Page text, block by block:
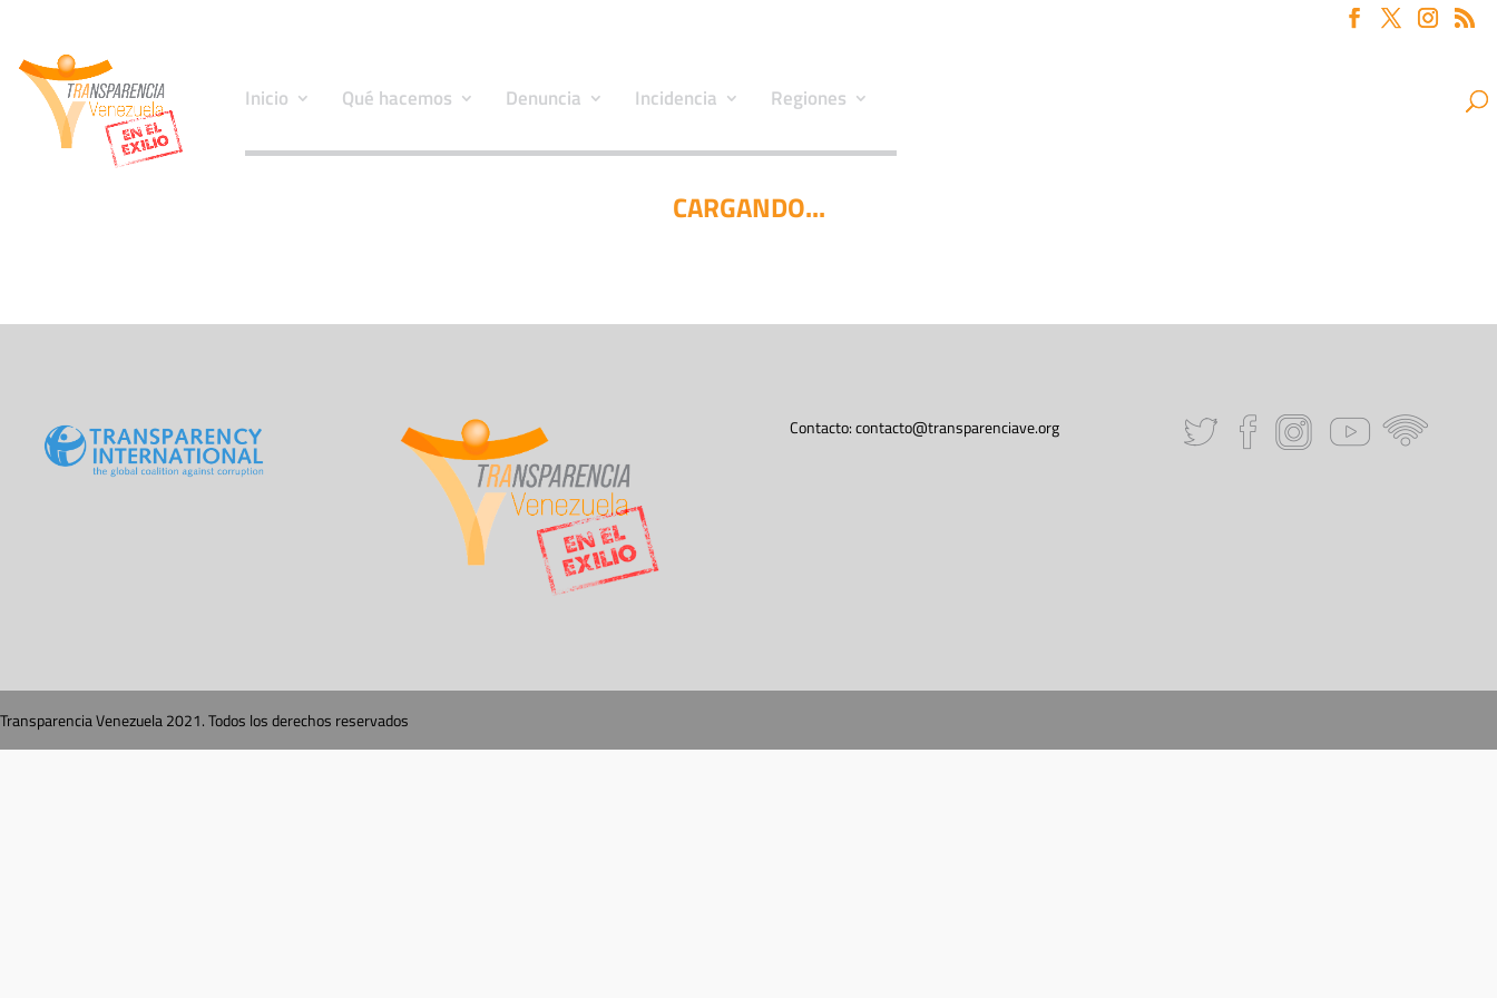
Inicio Qué hacemos Denuncia Incidencia Regiones
CARGANDO...
Contacto:contacto@transparenciave.org
Transparencia Venezuela 2021. Todos los derechos reservados